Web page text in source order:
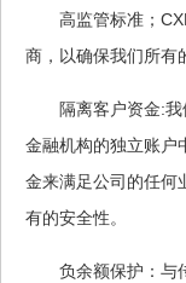
高监管标准；
商，以确保我们所有
隔离客户资金:
金融机构的独立账户
金来满足公司的任何
有的安全性。
负余额保护：与